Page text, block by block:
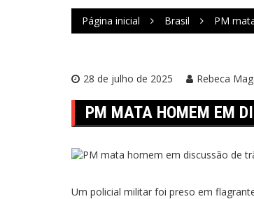
Página inicial Brasil PM
28 de julho de 2025 Rebeca
PM MATA HOMEM EM
Um policial militar foi preso em